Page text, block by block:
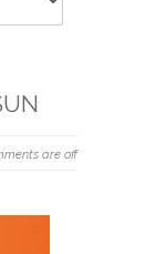
are off